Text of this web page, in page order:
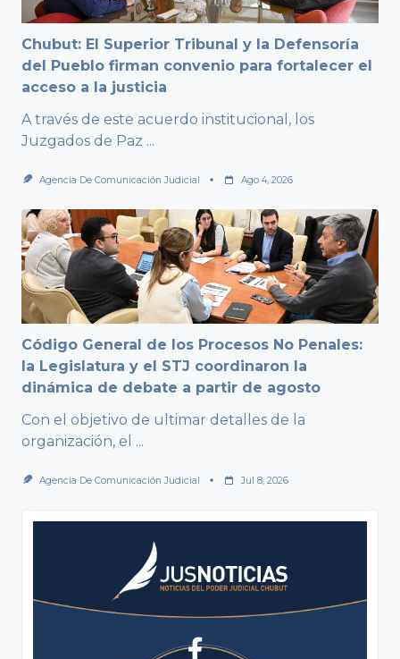
Chubut: El Superior Tribunal y la Defensoría
del Pueblo firman convenio para fortalecer el
acceso a la justicia
A través de este acuerdo institucional, los
Juzgados de Paz ...
Agencia De Comunicación Judicial Ago 4, 2026
Código General de los Procesos No Penales:
la Legislatura y el STJ coordinaron la
dinámica de debate a partir de agosto
Con el objetivo de ultimar detalles de la
organización, el ...
Agencia De Comunicación Judicial Jul 8, 2026